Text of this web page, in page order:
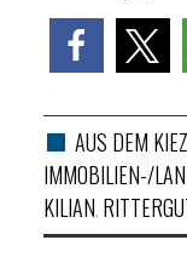
AUS DEM KIEZ
IMMOBILIEN-/
KILIAN,